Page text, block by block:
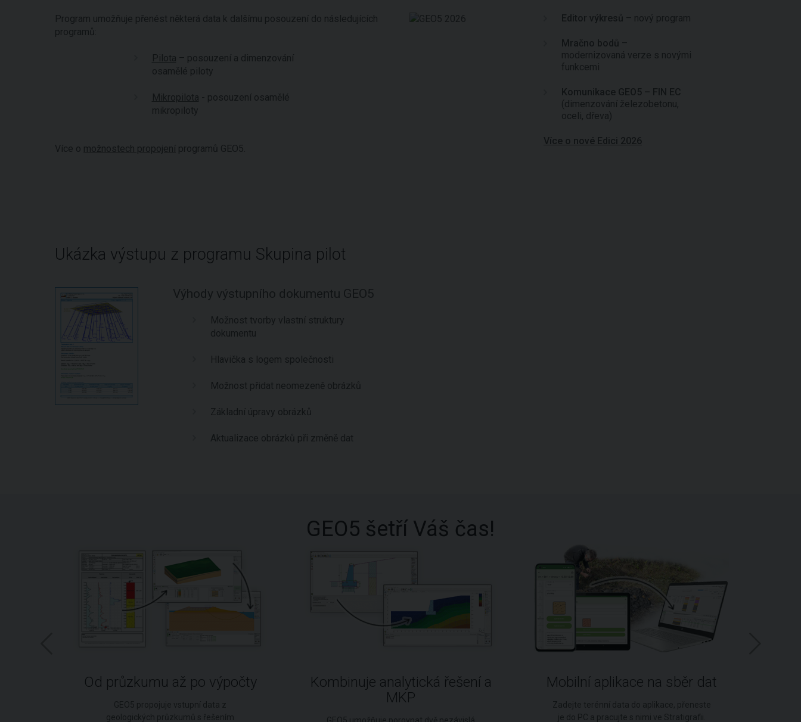
Program umožňuje přenést některá data k dalšímu posouzení do následujících
programů:
Pilota – posouzení a dimenzování
osamělé piloty
Mikropilota - posouzení osamělé
mikropiloty
Více o možnostech propojení programů GEO5.
Ukázka výstupu z programu Skupina pilot
Výhody výstupního dokumentu GEO5
Možnost tvorby vlastní struktury
dokumentu
Hlavička s logem společnosti
Možnost přidat neomezeně obrázků
Základní úpravy obrázků
Aktualizace obrázků při změně dat
Editor výkresů – nový program
Mračno bodů –
modernizovaná verze s novými
funkcemi
Komunikace GEO5 – FIN EC
(dimenzování železobetonu,
oceli, dřeva)
Více o nové Edici 2026
GEO5 šetří Váš čas!
Od průzkumu až po výpočty
Kombinuje analytická řešení a
MKP
Mobilní aplikace na sběr dat